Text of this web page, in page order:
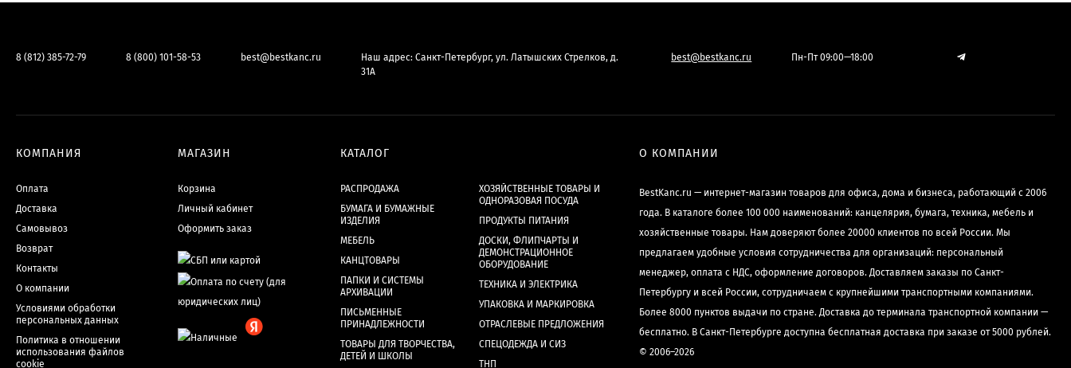
8 (812) 385-72-79 8 (800) 101-58-53 best@bestkanc.ru
Наш адрес: Санкт-Петербург, ул. Латышских Стрелков, д.
31А
best@bestkanc.ru Пн-Пт 09:00—18:00
КОМПАНИЯ
Оплата
Доставка
Самовывоз
Возврат
Контакты
О компании
Условиями обработки
персональных данных
Политика в отношении
использования файлов
cookie
МАГАЗИН
Корзина
Личный кабинет
Оформить заказ
КАТАЛОГ
РАСПРОДАЖА
БУМАГА И БУМАЖНЫЕ
ИЗДЕЛИЯ
МЕБЕЛЬ
КАНЦТОВАРЫ
ПАПКИ И СИСТЕМЫ
АРХИВАЦИИ
ПИСЬМЕННЫЕ
ПРИНАДЛЕЖНОСТИ
ТОВАРЫ ДЛЯ ТВОРЧЕСТВА,
ДЕТЕЙ И ШКОЛЫ
ХОЗЯЙСТВЕННЫЕ ТОВАРЫ И
ОДНОРАЗОВАЯ ПОСУДА
ПРОДУКТЫ ПИТАНИЯ
ДОСКИ, ФЛИПЧАРТЫ И
ДЕМОНСТРАЦИОННОЕ
ОБОРУДОВАНИЕ
ТЕХНИКА И ЭЛЕКТРИКА
УПАКОВКА И МАРКИРОВКА
ОТРАСЛЕВЫЕ ПРЕДЛОЖЕНИЯ
СПЕЦОДЕЖДА И СИЗ
ТНП
О КОМПАНИИ
BestKanc.ru — интернет-магазин товаров для офиса, дома и бизнеса, работающий с 2006
года. В каталоге более 100 000 наименований: канцелярия, бумага, техника, мебель и
хозяйственные товары. Нам доверяют более 20000 клиентов по всей России. Мы
предлагаем удобные условия сотрудничества для организаций: персональный
менеджер, оплата с НДС, оформление договоров. Доставляем заказы по Санкт-
Петербургу и всей России, сотрудничаем с крупнейшими транспортными компаниями.
Более 8000 пунктов выдачи по стране. Доставка до терминала транспортной компании —
бесплатно. В Санкт-Петербурге доступна бесплатная доставка при заказе от 5000 рублей.
© 2006–2026